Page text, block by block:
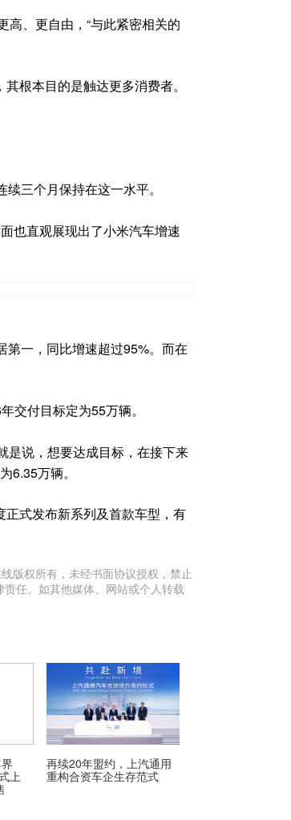
高、更自由，“与此紧密相关的
根本目的是触达更多消费者。
三个月保持在这一水平。
也直观展现出了小米汽车增速
第一，同比增速超过95%。而在
交付目标定为55万辆。
是说，想要达成目标，在接下来
6.35万辆。
式发布新系列及首款车型，有
版权所有，未经书面协议授权，禁止
任。如其他媒体、网站或个人转载
上
再续20年盟约，上汽通用
重构合资车企生存范式